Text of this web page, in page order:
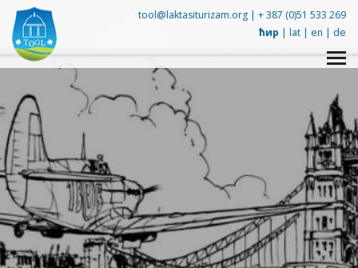
tool@laktasiturizam.org | + 387 (0)51 533 269
ћир | lat | en | de